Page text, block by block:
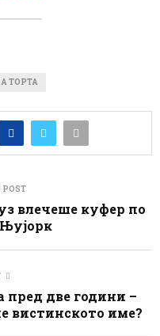
ТОРТА
POST
влечеше куфер по
две години –
вистинското име?